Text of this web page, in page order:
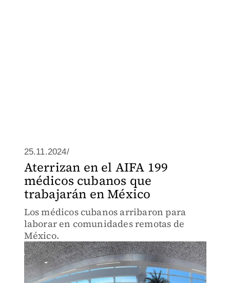
25.11.2024/
Aterrizan en el AIFA 199
médicos cubanos que
trabajarán en México
Los médicos cubanos arribaron para
laborar en comunidades remotas de
México.